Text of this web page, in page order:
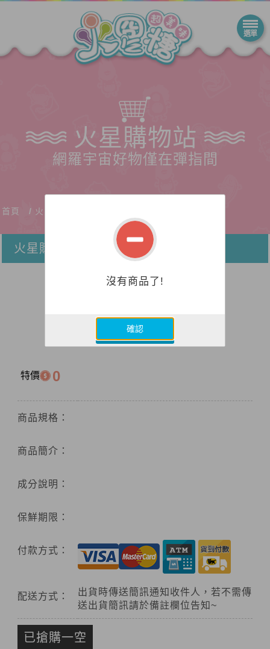
火星購物站
網羅宇宙好物僅在彈指間
首頁 火星購物站
火星購物站
特價 0
商品規格：
商品簡介：
成分說明：
保鮮期限：
付款方式：
配送方式：
出貨時傳送簡訊通知收件人，若不需傳
送出貨簡訊請於備註欄位告知~
已搶購一空
沒有商品了!
確認